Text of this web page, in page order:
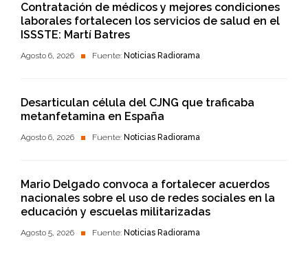
Contratación de médicos y mejores condiciones
laborales fortalecen los servicios de salud en el
ISSSTE: Martí Batres
Agosto 6, 2026 Fuente: Noticias Radiorama
Desarticulan célula del CJNG que traficaba
metanfetamina en España
Agosto 6, 2026 Fuente: Noticias Radiorama
Mario Delgado convoca a fortalecer acuerdos
nacionales sobre el uso de redes sociales en la
educación y escuelas militarizadas
Agosto 5, 2026 Fuente: Noticias Radiorama